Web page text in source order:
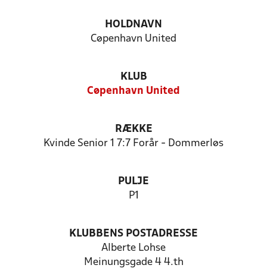
HOLDNAVN
Cøpenhavn United
KLUB
Cøpenhavn United
RÆKKE
Kvinde Senior 1 7:7 Forår - Dommerløs
PULJE
P1
KLUBBENS POSTADRESSE
Alberte Lohse
Meinungsgade 4 4.th